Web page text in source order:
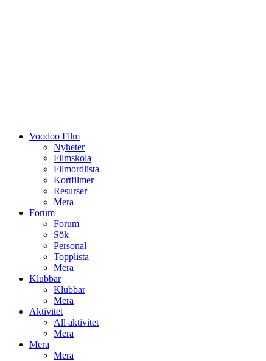
Voodoo Film
Nyheter
Filmskola
Filmordlista
Kortfilmer
Resurser
Mera
Forum
Forum
Sök
Personal
Topplista
Mera
Klubbar
Klubbar
Mera
Aktivitet
All aktivitet
Mera
Mera
Mera